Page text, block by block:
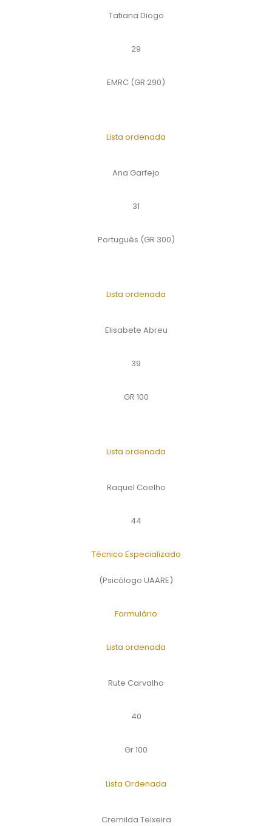
Tatiana Diogo
29
EMRC (GR 290)
Lista ordenada
Ana Garfejo
31
Português (GR 300)
Lista ordenada
Elisabete Abreu
39
GR 100
Lista ordenada
Raquel Coelho
44
Técnico Especializado
(Psicólogo UAARE)
Formulário
Lista ordenada
Rute Carvalho
40
Gr 100
Lista Ordenada
Cremilda Teixeira